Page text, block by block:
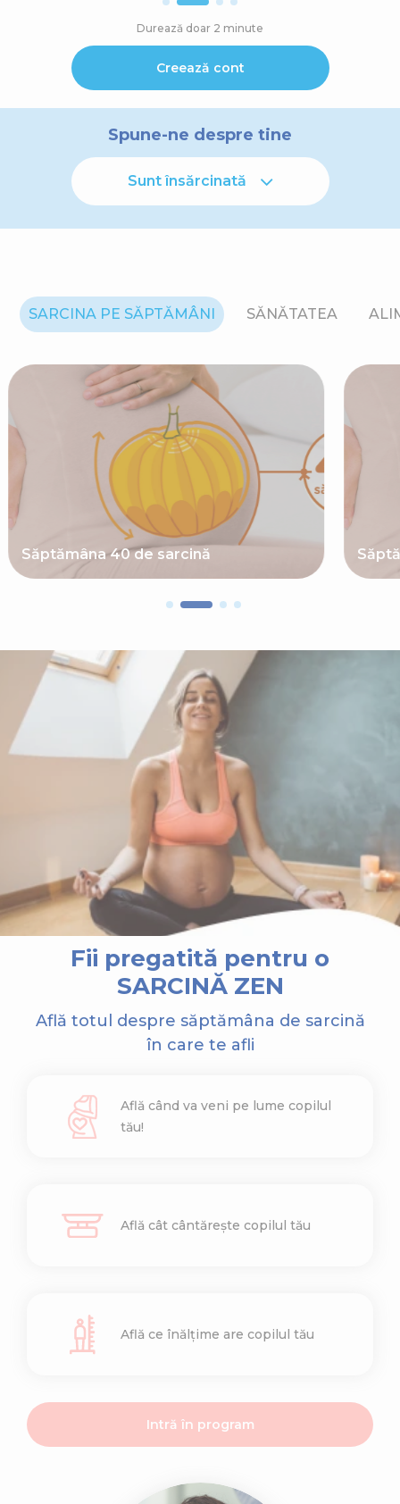
Durează doar 2 minute
Creează cont
Spune-ne despre tine
Sunt însărcinată
SARCINA PE SĂPTĂMÂNI SĂNĂTATEA
Săptămâna 40 de sarcină
Fii pregatită pentru o
SARCINĂ ZEN
Află totul despre săptămâna de sarcină
în care te afli
Află când va veni pe lume copilul
tău!
Află cât cântărește copilul tău
Află ce înălțime are copilul tău
Intră în program